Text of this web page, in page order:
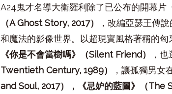
A24鬼才名導大衛羅利除了已公布的開幕片
（A Ghost Story, 2017） ，改編亞瑟王傳說
和魔法的影像世界。以超現實風格著稱的
《你是不會當樹嗎》（Silent Friend） ，
Twentieth Century, 1989） ，讓孤獨男女
and Soul, 2017），《忌妒的藍圖》（The